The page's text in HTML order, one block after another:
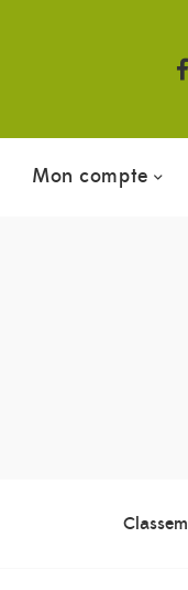
Mon compte